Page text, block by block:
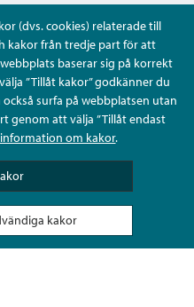
(dvs. cookies) relaterade till
kakor från tredje part för att
baserar sig på korrekt
”Tillåt kakor” godkänner du
surfa på webbplatsen utan
genom att välja ”Tillåt endast
om kakor.
kakor